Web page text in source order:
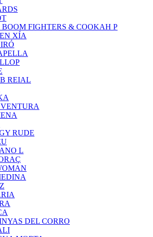
FIGHTERS & COOKAH P
XÍA
REIAL
RUDE
L
DEL CORRO